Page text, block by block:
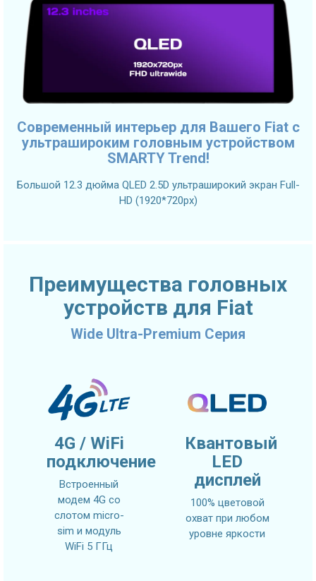
Современный интерьер для Вашего Fiat с
ультрашироким головным устройством
SMARTY Trend!
Большой 12.3 дюйма QLED 2.5D ультраширокий экран Full-
HD (1920*720px)
Преимущества головных
устройств для Fiat
Wide Ultra-Premium Серия
4G / WiFi
подключение
Встроенный
модем 4G со
слотом micro-
sim и модуль
WiFi 5 ГГц
Квантовый
LED
дисплей
100% цветовой
охват при любом
уровне яркости